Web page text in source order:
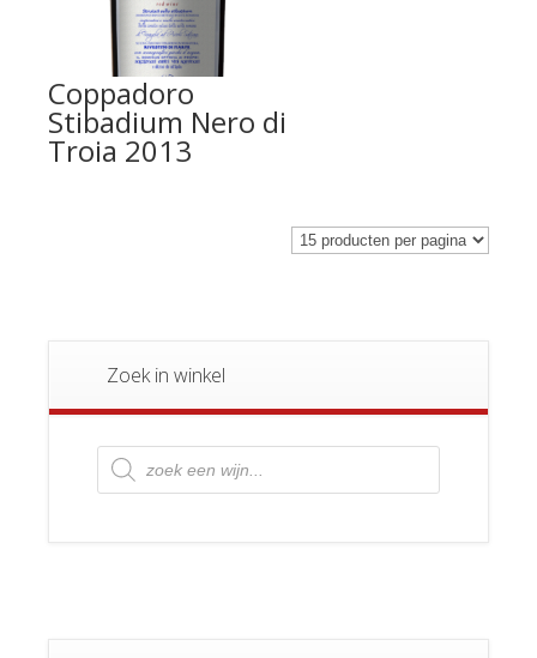
Coppadoro
Stibadium Nero di
Troia 2013
Zoek in winkel
Producten
zoeken